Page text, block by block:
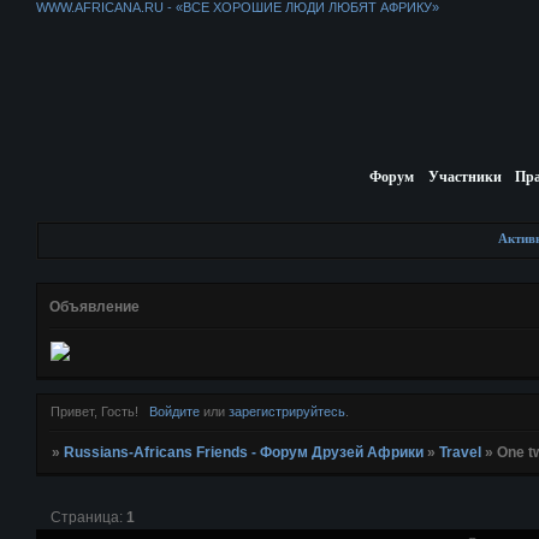
WWW.AFRICANA.RU - «ВСЕ ХОРОШИЕ ЛЮДИ ЛЮБЯТ АФРИКУ»
Форум Участники
Объявление
Привет, Гость! Войдитеили зарегистрируйтесь.
» Russians-Africans Friends - Форум Друзей Африки »Travel »One
Страница: 1